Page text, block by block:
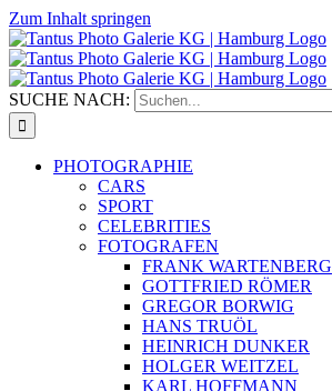
Zum Inhalt springen
SUCHE NACH:
PHOTOGRAPHIE
CARS
SPORT
CELEBRITIES
FOTOGRAFEN
FRANK WARTENBERG
GOTTFRIED RÖMER
GREGOR BORWIG
HANS TRUÖL
HEINRICH DUNKER
HOLGER WEITZEL
KARL HOFFMANN